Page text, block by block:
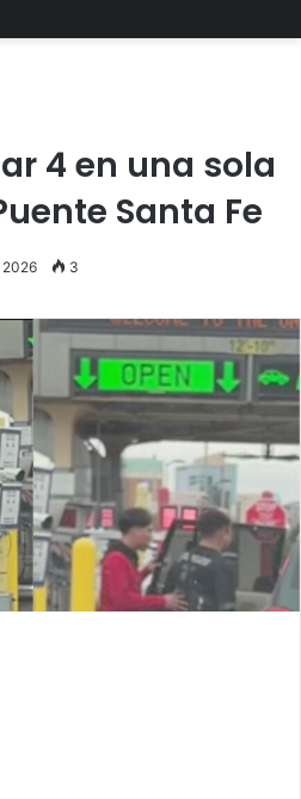
4 en una sola
Santa Fe
2026 3